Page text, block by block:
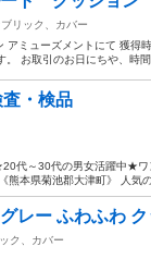
リック、カバー
ミューズメントにて 獲得
お取引のお日にちや、時
・検品
代～30代の男女活躍中★ワ
熊本県菊池郡大津町》 人気
レー ふわふわ
ク、カバー